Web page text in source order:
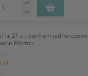
nr 21 z trzonkiem
Morton